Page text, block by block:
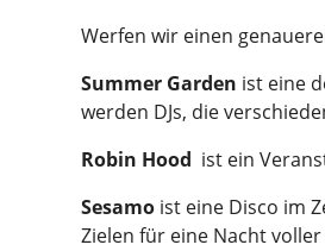
Werfen wir einen
Summer Garden ist eine
werden DJs, die
Robin Hood ist ein
Sesamo ist eine Disco im
Zielen für eine Nacht